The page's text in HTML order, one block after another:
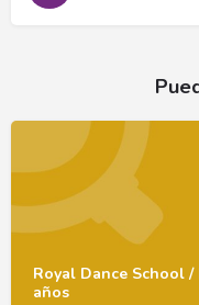
Royal Dance School
años